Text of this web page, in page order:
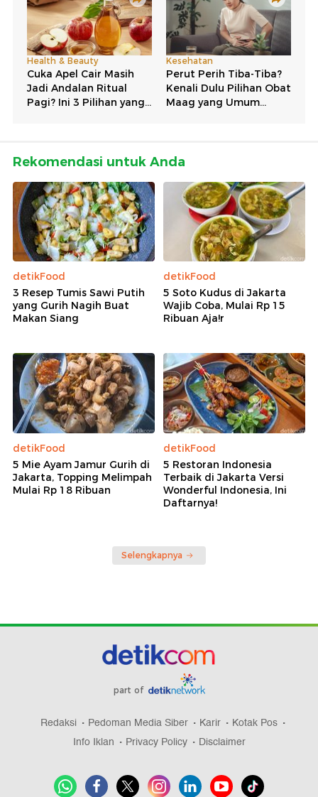
Rekomendasi untuk Anda
detikFood
3 Resep Tumis Sawi Putih
yang Gurih Nagih Buat
Makan Siang
detikFood
5 Soto Kudus di Jakarta
Wajib Coba, Mulai Rp 15
Ribuan Aja!r
detikFood
5 Mie Ayam Jamur Gurih di
Jakarta, Topping Melimpah
Mulai Rp 18 Ribuan
detikFood
5 Restoran Indonesia
Terbaik di Jakarta Versi
Wonderful Indonesia, Ini
Daftarnya!
Selengkapnya
part of
Redaksi Pedoman Media Siber Karir
Kotak Pos
Info Iklan
Privacy Policy Disclaimer